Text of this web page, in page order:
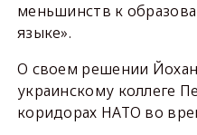
меньшинств к
языке».
О своем решении
украинскому коллеге
коридорах НАТО во